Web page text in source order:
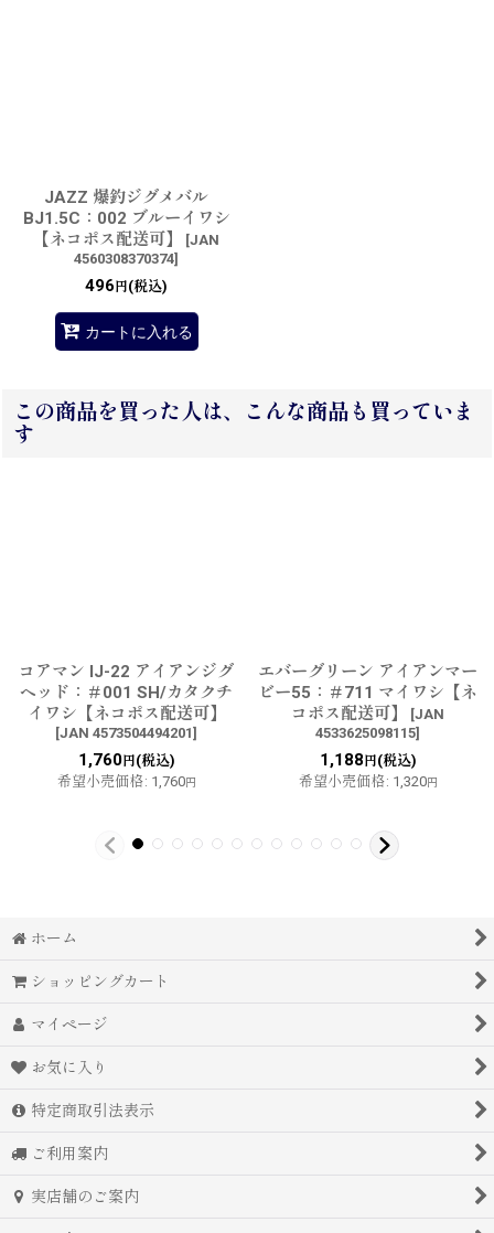
JAZZ 爆釣ジグメバル
BJ1.5C：002 ブルーイワシ
【ネコポス配送可】
[JAN
4560308370374]
496 円(税込)
カートに入れる
この商品を買った人は、こんな商品も買っていま
す
コアマン IJ-22 アイアンジグ
ヘッド：＃001 SH/カタクチ
イワシ【ネコポス配送可】
[JAN 4573504494201]
1,760円(税込)
希望小売価格: 1,760円
エバーグリーン アイアンマー
ビー55：＃711 マイワシ【ネ
コポス配送可】
[JAN
4533625098115]
1,188 円(税込)
希望小売価格: 1,320円
ホーム
ショッピングカート
マイページ
お気に入り
特定商取引法表示
ご利用案内
実店舗のご案内